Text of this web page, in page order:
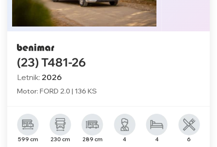
(23) T481-26
Letnik: 2026
Motor: FORD 2.0 | 136 KS
599 cm 230 cm 289 cm 4 4 6